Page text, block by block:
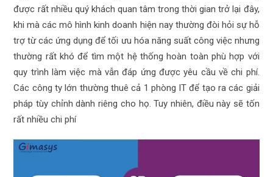
được rất nhiều quý khách quan tâm trong thời gian trở lại đây,
khi mà các mô hình kinh doanh hiện nay thường đòi hỏi sự hỗ
trợ từ các ứng dụng để tối ưu hóa năng suất công việc nhưng
thường rất khó để tìm một hệ thống hoàn toàn phù hợp với
quy trình làm việc mà vẫn đáp ứng được yêu cầu về chi phí.
Các công ty lớn thường thuê cả 1 phòng IT để tạo ra các giải
pháp tùy chỉnh dành riêng cho họ. Tuy nhiên, điều này sẽ tốn
rất nhiều chi phí